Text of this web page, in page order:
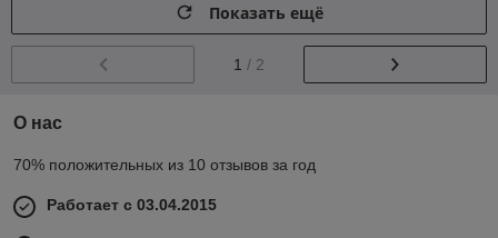
Показать ещё
1 / 2
О нас
70% положительных из 10 отзывов за год
Работает с 03.04.2015